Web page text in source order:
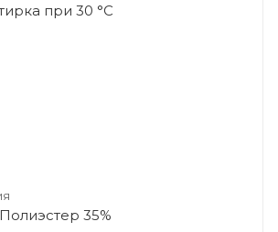
при 30 °C
35%